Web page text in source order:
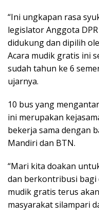
“Ini ungkapan rasa
legislator Anggota
didukung dan dipilih
Acara mudik gratis ini
sudah tahun ke 6
ujarnya.
10 bus yang
ini merupakan
bekerja sama dengan
Mandiri dan BTN.
“Mari kita doakan
dan berkontribusi
mudik gratis terus
masyarakat silampari